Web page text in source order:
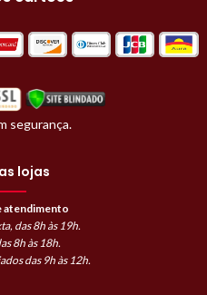
segurança.
lojas
atendimento
das 8h às 19h.
8h às 18h.
das 9h às 12h.